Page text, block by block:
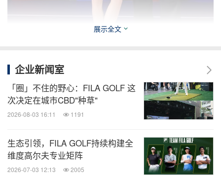
纪焕博身穿胜利夹克，王诗晴身穿网球系列产品
从百年积淀到重塑经典，FILA风格演绎自成一格
展示全文
企业新闻室
「圈」不住的野心：FILA GOLF 这
次决定在城市CBD"种草"
2026-08-03 16:11 1191
生态引领，FILA GOLF持续构建全
维度高尔夫专业矩阵
2026-07-03 12:13 2005